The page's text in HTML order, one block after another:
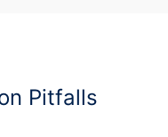
Pitfalls